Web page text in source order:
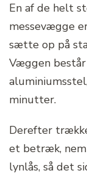
En af de helt
messevægge
sætte op på
Væggen
minutter.
Derefter
et betræk,
lynlås, så det